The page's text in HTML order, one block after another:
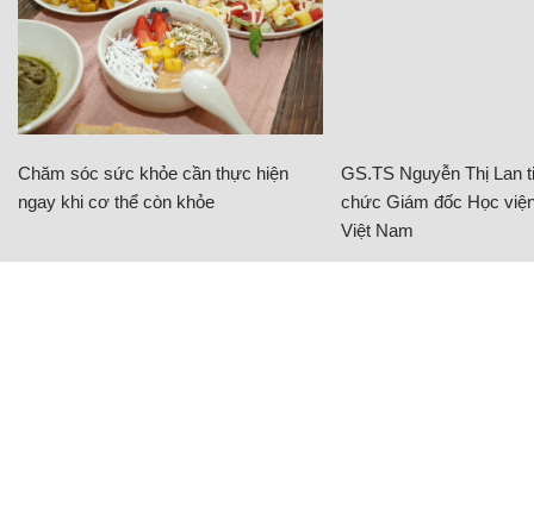
Chăm sóc sức khỏe cần thực hiện
ngay khi cơ thể còn khỏe
GS.TS Nguyễn Thị Lan
chức Giám đốc Học
Việt Nam